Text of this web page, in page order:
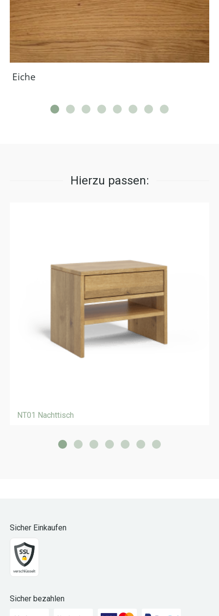
Eiche
Hierzu passen:
NT01 Nachttisch
Sicher Einkaufen
Sicher bezahlen